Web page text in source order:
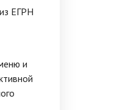
ЕГРН
и